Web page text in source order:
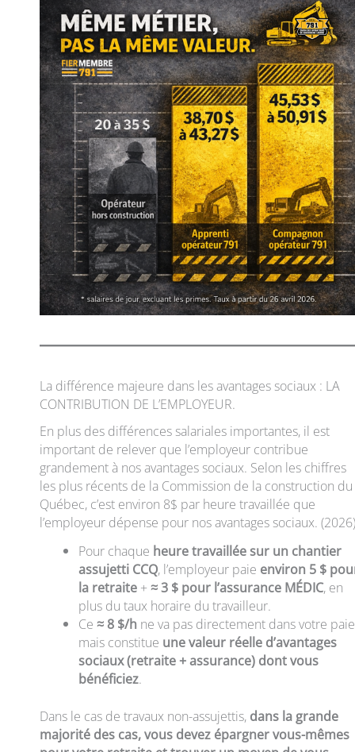
La différence majeure dans les avantages sociaux : LA
CONTRIBUTION DE L’EMPLOYEUR.
En plus des différences salariales importantes, il est
important de relever que l’employeur contribue
grandement à nos avantages sociaux. Selon les chiffres
les plus récents de la Commission de la construction du
Québec, c’est environ 8$ par heure travaillée que
l’employeur dépense pour nos avantages sociaux. (2026)
Pour chaque heure travaillée sur un chantier
assujetti CCQ, l’employeur paie environ 5 $
la retraite +≈ 3 $ pour l’assurance MÉDIC, en
plus du taux horaire du travailleur.
Ce≈ 8 $/h ne va pas directement dans votre
mais constitue une valeur réelle d’avantages
sociaux (retraite + assurance) dont vous
bénéficiez.
Dans le cas de travaux non-assujettis, dans la grande
majorité des cas, vous devez épargner vous-mêmes